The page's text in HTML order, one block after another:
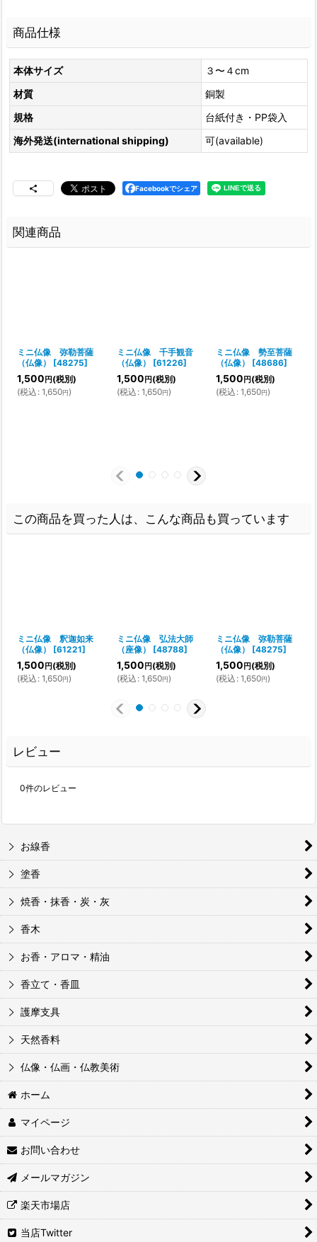
商品仕様
本体サイズ
３〜４cm
材質
銅製
規格
台紙付き・PP袋入
海外発送(international shipping)
可(available)
Facebookでシェア
関連商品
ミニ仏像 弥勒菩薩
（仏像）
[48275]
1,500 円 (税別)
(税込 : 1,650円)
ミニ仏像 千手観音
（仏像）
[61226]
1,500 円(税別)
(税込 : 1,650円)
ミニ仏像 勢至菩薩
（仏像）
[48686]
1,500 円 (税別)
(税込 : 1,650円)
この商品を買った人は、こんな商品も買っています
ミニ仏像 釈迦如来
（仏像）
[61221]
1,500 円 (税別)
(税込 : 1,650円)
ミニ仏像 弘法大師
（座像）
[48788]
1,500 円(税別)
(税込 : 1,650円)
ミニ仏像 弥勒菩薩
（仏像）
[48275]
1,500 円 (税別)
(税込 : 1,650円)
レビュー
0件のレビュー
お線香
塗香
焼香・抹香・炭・灰
香木
お香・アロマ・精油
香立て・香皿
護摩支具
天然香料
仏像・仏画・仏教美術
ホーム
マイページ
お問い合わせ
メールマガジン
楽天市場店
当店Twitter